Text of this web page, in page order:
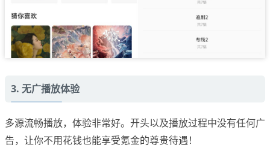
3. 无广播放体验
多源流畅播放，体验非常好。开头以及播放过程中没有任何广
告，让你不用花钱也能享受氪金的尊贵待遇！